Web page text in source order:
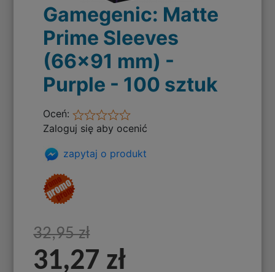
Gamegenic: Matte
Prime Sleeves
(66x91 mm) -
Purple - 100 sztuk
Oceń:
Zaloguj się aby ocenić
zapytaj o produkt
32,95 zł
31,27 zł